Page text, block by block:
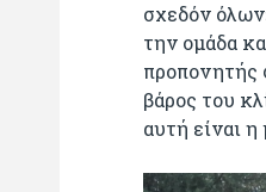
σχεδόν
την ομάδα
προπονητής
βάρος του
αυτή είναι